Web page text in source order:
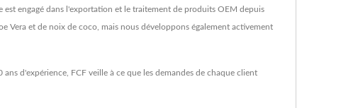
est engagé dans l'exportation et le traitement de produits OEM depuis
Vera et de noix de coco, mais nous développons également activement
d'expérience, FCF veille à ce que les demandes de chaque client